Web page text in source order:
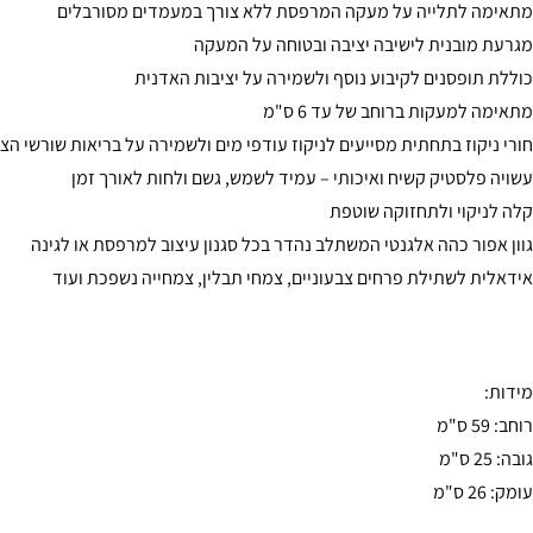
מתאימה לתלייה על מעקה המרפסת ללא צורך במעמדים מסורבלים
מגרעת מובנית לישיבה יציבה ובטוחה על המעקה
כוללת תופסנים לקיבוע נוסף ולשמירה על יציבות האדנית
מתאימה למעקות ברוחב של עד 6 ס"מ
חורי ניקוז בתחתית מסייעים לניקוז עודפי מים ולשמירה על בריאות שורשי
עשויה פלסטיק קשיח ואיכותי – עמיד לשמש, גשם ולחות לאורך זמן
קלה לניקוי ולתחזוקה שוטפת
גוון אפור כהה אלגנטי המשתלב נהדר בכל סגנון עיצוב למרפסת או לגינה
אידאלית לשתילת פרחים צבעוניים, צמחי תבלין, צמחייה נשפכת ועוד
מידות:
רוחב: 59 ס"מ
גובה: 25 ס"מ
עומק: 26 ס"מ